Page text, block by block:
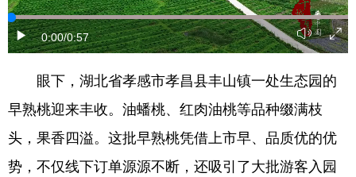
学术中国 乡村振兴 银龄 溯源中国
彩票 娱乐 时尚 悦读
公益 一带一路 亚太网 上市公司
文化产业
0:00/0:57
眼下，湖北省孝感市孝昌县丰山镇一处生态园的
早熟桃迎来丰收。油蟠桃、红肉油桃等品种缀满枝
头，果香四溢。这批早熟桃凭借上市早、品质优的优
势，不仅线下订单源源不断，还吸引了大批游客入园